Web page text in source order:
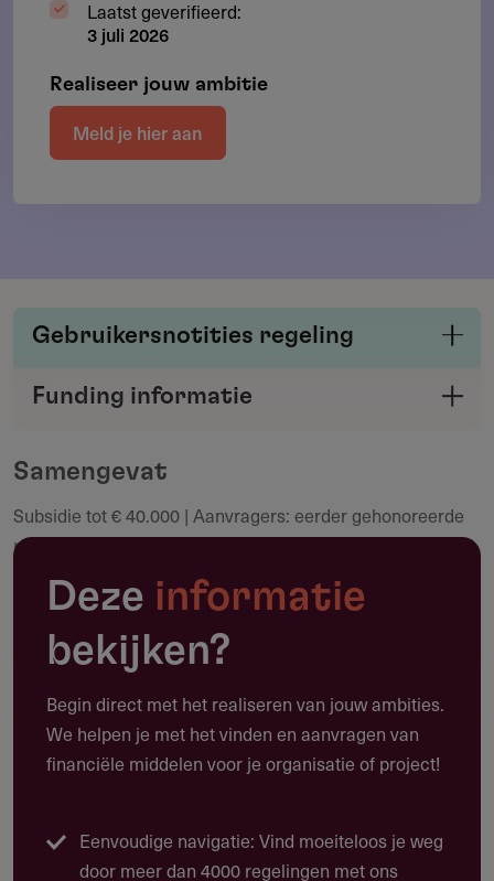
Laatst geverifieerd:
3 juli 2026
Realiseer jouw ambitie
Meld je hier aan
Samengevat
Subsidie tot € 40.000 | Aanvragers: eerder gehonoreerde
preventieprojecten | Deadline: 15 september 2026, 14.00
uur | Looptijd: max 12 maanden
Toepassing
Waarvoor kun je deze subsidie gebruiken?
Deze subsidie biedt tot € 40.000 voor het duurzaam
praktijk of onderwijs. Een combinatie van passieve en
Gebruikersnotities regeling
verstrekker met de Fondswervingonline
Maak een notitie
Funding informatie
Deze informatie
bekijken?
Begin direct met het realiseren van jouw ambities.
We helpen je met het vinden en aanvragen van
financiële middelen voor je organisatie of project!
Eenvoudige navigatie: Vind moeiteloos je weg
door meer dan 4000 regelingen met ons